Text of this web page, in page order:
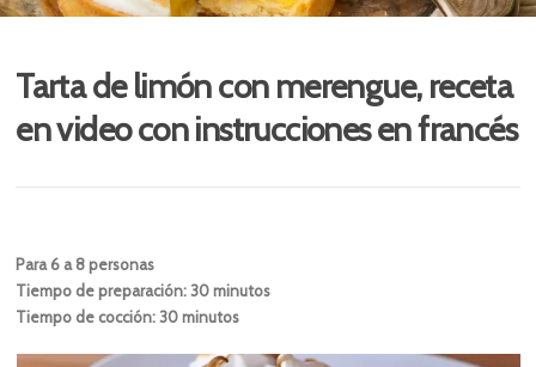
Tarta de limón con merengue, receta
en video con instrucciones en francés
Para 6 a 8 personas
Tiempo de preparación: 30 minutos
Tiempo de cocción: 30 minutos